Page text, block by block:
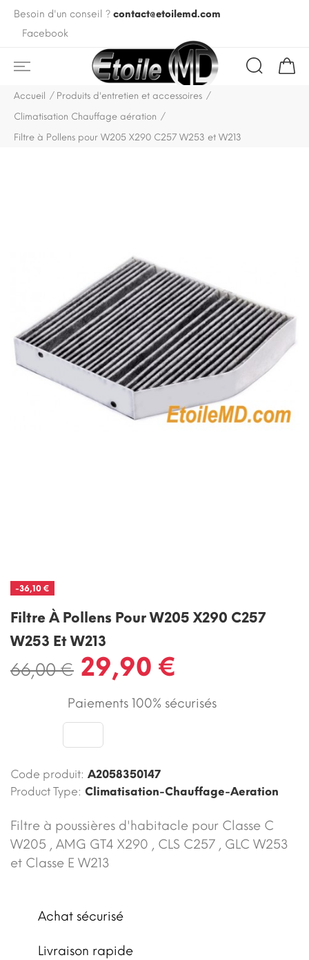
Besoin d'un conseil ? contact@etoilemd.com
Facebook
Accueil
Produits d'entretien et accessoires
Climatisation Chauffage aération
Filtre à Pollens pour W205 X290 C257 W253 et W213
-36,10 €
Filtre À Pollens Pour W205 X290 C257
W253 Et W213
66,00 € 29,90 €
Paiements 100% sécurisés
Code produit: A2058350147
Product Type: Climatisation-Chauffage-Aeration
Filtre à poussières d'habitacle pour Classe C
W205 , AMG GT4 X290 , CLS C257 , GLC W253
et Classe E W213
Achat sécurisé
Livraison rapide